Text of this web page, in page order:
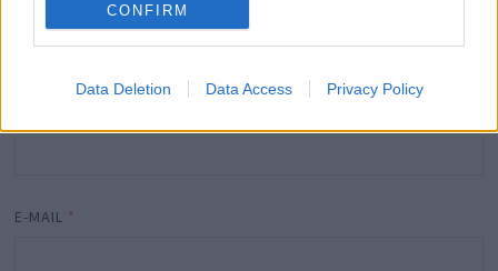
CONFIRM
Data Deletion Data Access Privacy Policy
E-MAIL *